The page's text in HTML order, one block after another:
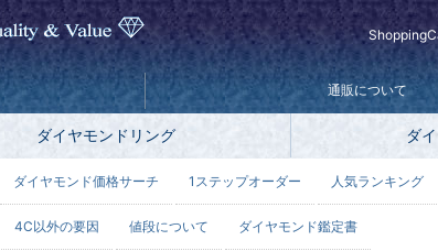
通販について
ダイヤモンドリング ダ
ダイヤモンド価格サーチ 1ステップオーダー 人気ランキング
4C以外の要因 値段について ダイヤモンド鑑定書